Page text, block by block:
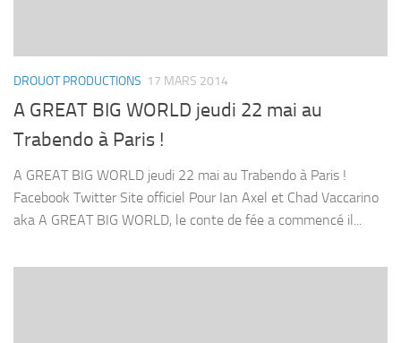
DROUOT PRODUCTIONS 17 MARS 2014
A GREAT BIG WORLD jeudi 22 mai au
Trabendo à Paris !
A GREAT BIG WORLD jeudi 22 mai au Trabendo à Paris !
Facebook Twitter Site officiel Pour Ian Axel et Chad Vaccarino
aka A GREAT BIG WORLD, le conte de fée a commencé il...